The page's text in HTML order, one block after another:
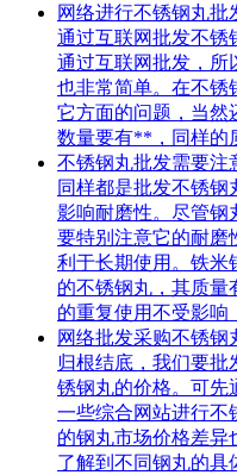
网络进行不锈钢丸批
通过互联网批发不锈
通过互联网批发，所
也非常简单。在不锈
它方面的问题，当然
数量要有**，同样的
不锈钢丸批发需要注
同样都是批发不锈
影响耐磨性。尽管钢
要特别注意它的耐磨
利于长期使用。铁米
的不锈钢丸，其质
的重复使用不受影响
网络批发采购不锈钢
归根结底，我们要批
锈钢丸的价格。可先
一些综合网站进行不
的钢丸市场价格差异
了解到不同钢丸的具